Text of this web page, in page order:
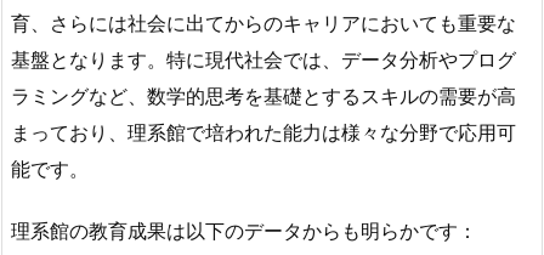
育、さらには社会に出てからのキャリアにおいても重要な
基盤となります。特に現代社会では、データ分析やプログ
ラミングなど、数学的思考を基礎とするスキルの需要が高
まっており、理系館で培われた能力は様々な分野で応用可
能です。
理系館の教育成果は以下のデータからも明らかです：